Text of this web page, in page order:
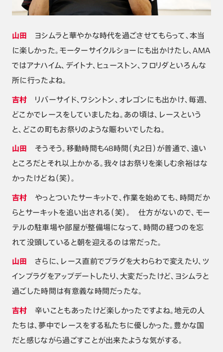
山田 ヨシムラと華やかな時代を過ごさせてもらって、本当
に楽しかった。モーターサイクルショーにも出かけたし、AMA
ではアナハイム、デイトナ、ヒューストン、フロリダといろんな
所に行ったよね。
吉村 リバーサイド、ワシントン、オレゴンにも出かけ、毎週、
どこかでレースをしていましたね。あの頃は、レースという
と、どこの町もお祭りのような賑わいでしたね。
山田 そうそう。移動時間も48時間（丸2日）が普通で、遠い
ところだとそれ以上かかる。我々はお祭りを楽しむ余裕はな
かったけどね（笑）。
吉村 やっとついたサーキットで、作業を始めても、時間だか
らとサーキットを追い出される（笑）。 仕方がないので、モー
テルの駐車場や部屋が整備場になって、時間の経つのを忘
れて没頭していると朝を迎えるのは常だった。
山田 さらに、レース直前でプラグを大わらわで変えたり、ツ
インプラグをアップデートしたり、大変だったけど、ヨシムラと
過ごした時間は有意義な時間だったな。
吉村 辛いこともあったけど楽しかったですよね。地元の人
たちは、夢中でレースをする私たちに優しかった。豊かな国
だと感じながら過ごすことが出来たような気がする。